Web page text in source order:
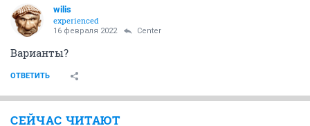
wilis
experienced
16 февраля 2022 Center
Варианты?
ОТВЕТИТЬ
СЕЙЧАС ЧИТАЮТ